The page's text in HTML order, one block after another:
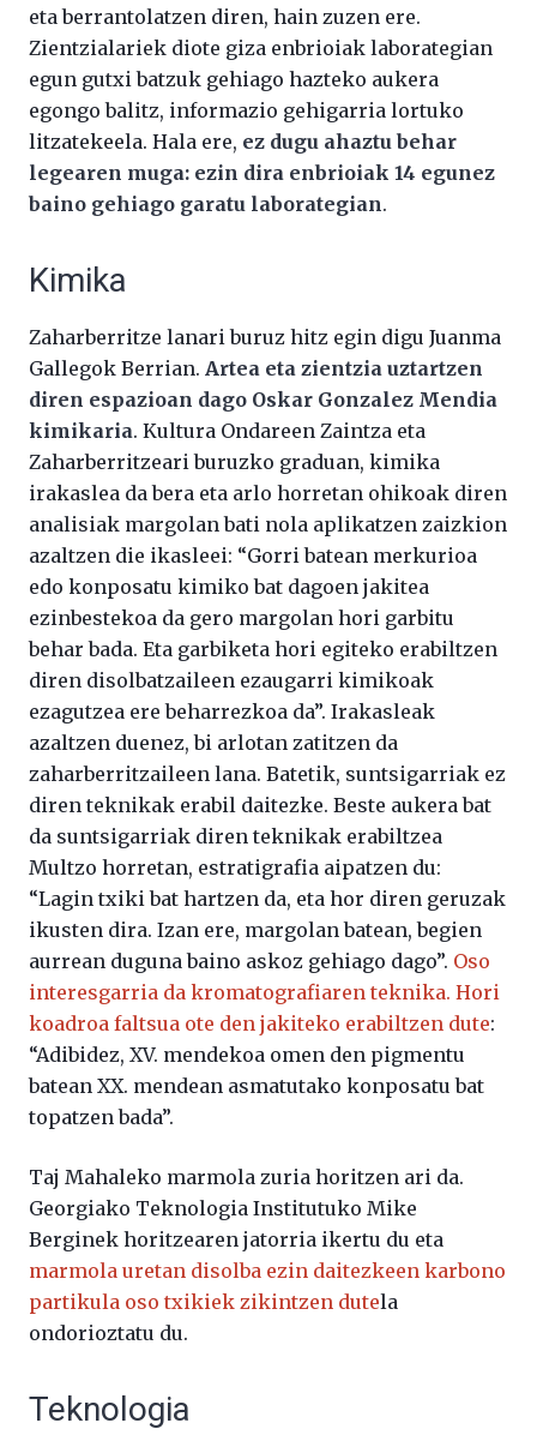
eta berrantolatzen diren, hain zuzen ere.
Zientzialariek diote giza enbrioiak laborategian
egun gutxi batzuk gehiago hazteko aukera
egongo balitz, informazio gehigarria lortuko
litzatekeela. Hala ere, ez dugu ahaztu behar
legearen muga: ezin dira enbrioiak 14 egunez
baino gehiago garatu laborategian.
Kimika
Zaharberritze lanari buruz hitz egin digu Juanma
Gallegok Berrian. Artea eta zientzia uztartzen
diren espazioan dago Oskar Gonzalez Mendia
kimikaria. Kultura Ondareen Zaintza eta
Zaharberritzeari buruzko graduan, kimika
irakaslea da bera eta arlo horretan ohikoak diren
analisiak margolan bati nola aplikatzen zaizkion
azaltzen die ikasleei: “Gorri batean merkurioa
edo konposatu kimiko bat dagoen jakitea
ezinbestekoa da gero margolan hori garbitu
behar bada. Eta garbiketa hori egiteko erabiltzen
diren disolbatzaileen ezaugarri kimikoak
ezagutzea ere beharrezkoa da”. Irakasleak
azaltzen duenez, bi arlotan zatitzen da
zaharberritzaileen lana. Batetik, suntsigarriak ez
diren teknikak erabil daitezke. Beste aukera bat
da suntsigarriak diren teknikak erabiltzea
Multzo horretan, estratigrafia aipatzen du:
“Lagin txiki bat hartzen da, eta hor diren geruzak
ikusten dira. Izan ere, margolan batean, begien
aurrean duguna baino askoz gehiago dago”. Oso
interesgarria da kromatografiaren teknika. Hori
koadroa faltsua ote den jakiteko erabiltzen dute:
“Adibidez, XV. mendekoa omen den pigmentu
batean XX. mendean asmatutako konposatu bat
topatzen bada”.
Taj Mahaleko marmola zuria horitzen ari da.
Georgiako Teknologia Institutuko Mike
Berginek horitzearen jatorria ikertu du eta
marmola uretan disolba ezin daitezkeen karbono
partikula oso txikiek zikintzen dutela
ondorioztatu du.
Teknologia